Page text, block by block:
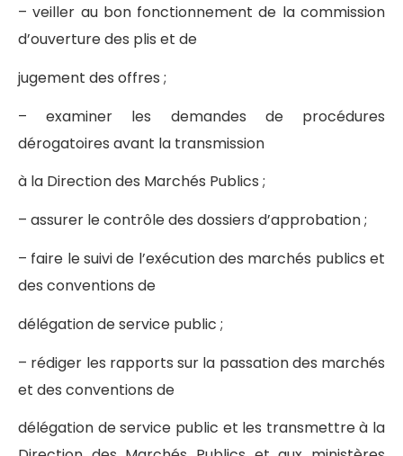
– veiller au bon fonctionnement de la commission
d’ouverture des plis et de
jugement des offres ;
– examiner les demandes de procédures
dérogatoires avant la transmission
à la Direction des Marchés Publics ;
– assurer le contrôle des dossiers d’approbation ;
– faire le suivi de l’exécution des marchés publics et
des conventions de
délégation de service public ;
– rédiger les rapports sur la passation des marchés
et des conventions de
délégation de service public et les transmettre à la